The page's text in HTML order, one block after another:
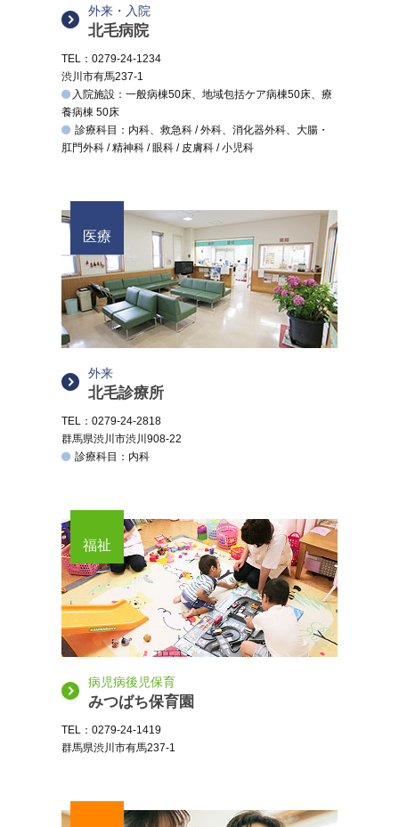
外来・入院
北毛病院
TEL：0279-24-1234
渋川市有馬237-1
入院施設：一般病棟50床、地域包括ケア病棟50床、療
養病棟 50床
診療科目：内科、救急科 / 外科、消化器外科、大腸・
肛門外科 / 精神科 / 眼科 / 皮膚科 / 小児科
医療
外来
北毛診療所
TEL：0279-24-2818
群馬県渋川市渋川908-22
診療科目：内科
福祉
病児病後児保育
みつばち保育園
TEL：0279-24-1419
群馬県渋川市有馬237-1